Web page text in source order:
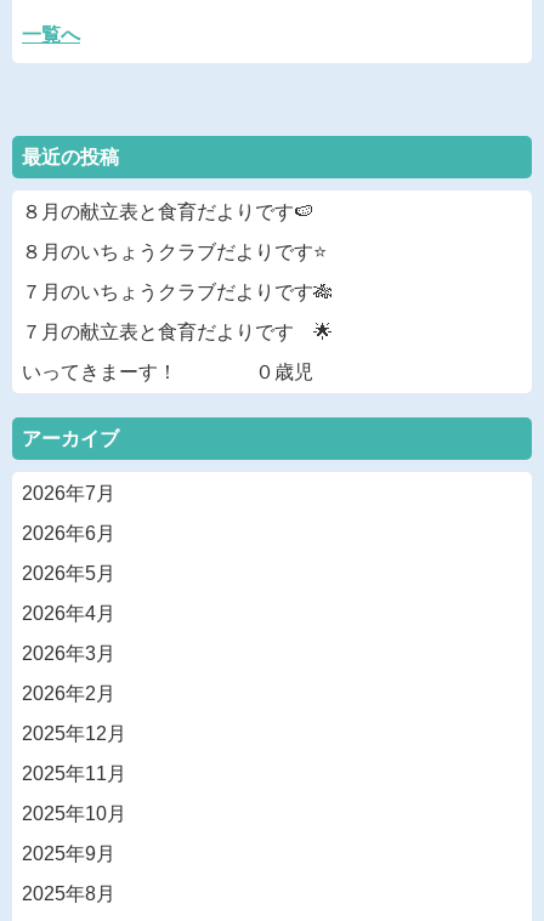
一覧へ
最近の投稿
８月の献立表と食育だよりです🍉
８月のいちょうクラブだよりです⭐
７月のいちょうクラブだよりです🎋
７月の献立表と食育だよりです 🌟
いってきまーす！ ０歳児
アーカイブ
2026年7月
2026年6月
2026年5月
2026年4月
2026年3月
2026年2月
2025年12月
2025年11月
2025年10月
2025年9月
2025年8月